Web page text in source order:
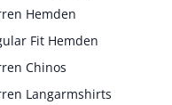
Hemden
Fit Hemden
Chinos
Langarmshirts